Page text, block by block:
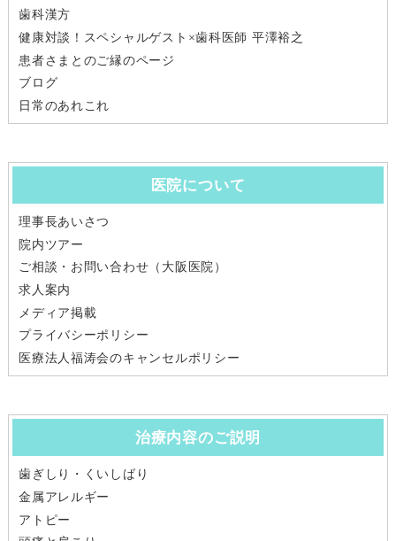
歯科漢方
健康対談！スペシャルゲスト×歯科医師 平澤裕之
患者さまとのご縁のページ
ブログ
日常のあれこれ
医院について
理事長あいさつ
院内ツアー
ご相談・お問い合わせ（大阪医院）
求人案内
メディア掲載
プライバシーポリシー
医療法人福涛会のキャンセルポリシー
治療内容のご説明
歯ぎしり・くいしばり
金属アレルギー
アトピー